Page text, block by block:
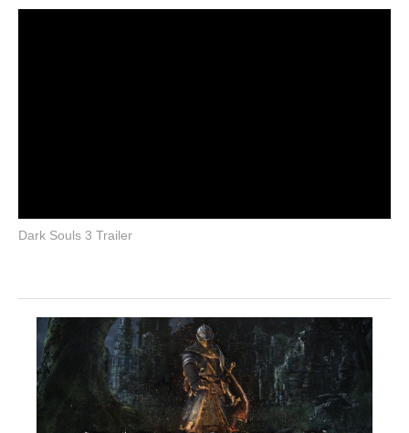
Dark Souls 3 Trailer